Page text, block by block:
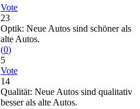
Vote
23
Optik: Neue Autos sind schöner als
alte Autos.
(0)
5
Vote
14
Qualität: Neue Autos sind qualitativ
besser als alte Autos.